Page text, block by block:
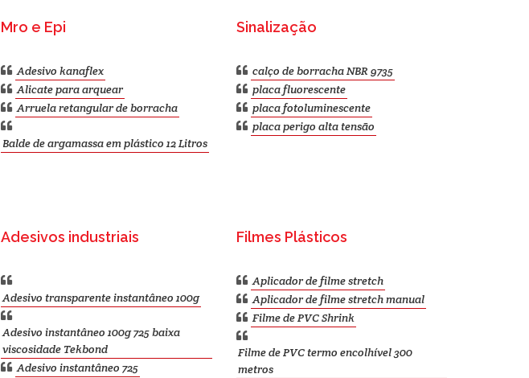
Mro e Epi
Adesivo kanaflex
Alicate para arquear
Arruela retangular de borracha
Balde de argamassa em plástico 12 Litros
Sinalização
calço de borracha NBR 9735
placa fluorescente
placa fotoluminescente
placa perigo alta tensão
Adesivos industriais
Adesivo transparente instantâneo 100g
Adesivo instantâneo 100g 725 baixa
viscosidade Tekbond
Adesivo instantâneo 725
Filmes Plásticos
Aplicador de filme stretch
Aplicador de filme stretch manual
Filme de PVC Shrink
Filme de PVC termo encolhível 300
metros